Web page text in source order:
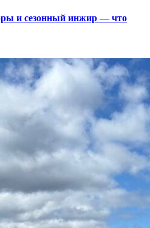
и сезонный инжир — что